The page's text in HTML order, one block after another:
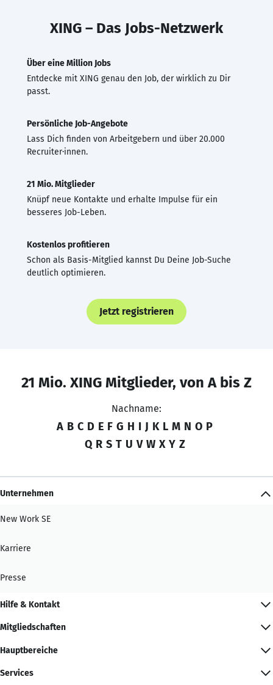
XING – Das Jobs-Netzwerk
Über eine Million Jobs
Entdecke mit XING genau den Job, der wirklich zu Dir
passt.
Persönliche Job-Angebote
Lass Dich finden von Arbeitgebern und über 20.000
Recruiter·innen.
21 Mio. Mitglieder
Knüpf neue Kontakte und erhalte Impulse für ein
besseres Job-Leben.
Kostenlos profitieren
Schon als Basis-Mitglied kannst Du Deine Job-Suche
deutlich optimieren.
Jetzt registrieren
21 Mio. XING Mitglieder, von A bis Z
Nachname:
A B C D E F G H I J K L M N O P
Q R S T U V W X Y Z
Unternehmen
New Work SE
Karriere
Presse
Hilfe & Kontakt
Mitgliedschaften
Hauptbereiche
Services